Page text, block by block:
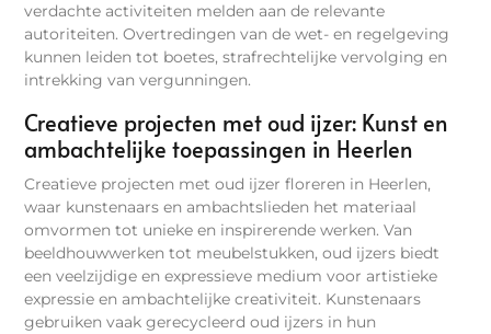
verdachte activiteiten melden aan de relevante
autoriteiten. Overtredingen van de wet- en regelgeving
kunnen leiden tot boetes, strafrechtelijke vervolging en
intrekking van vergunningen.
Creatieve projecten met oud ijzer: Kunst en
ambachtelijke toepassingen in Heerlen
Creatieve projecten met oud ijzer floreren in Heerlen,
waar kunstenaars en ambachtslieden het materiaal
omvormen tot unieke en inspirerende werken. Van
beeldhouwwerken tot meubelstukken, oud ijzers biedt
een veelzijdige en expressieve medium voor artistieke
expressie en ambachtelijke creativiteit. Kunstenaars
gebruiken vaak gerecycleerd oud ijzers in hun